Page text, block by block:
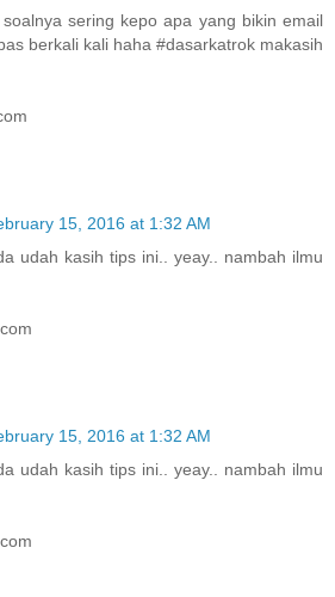
sering kepo apa yang bikin email
berkali kali haha #dasarkatrok makasih
15, 2016 at 1:32 AM
udah kasih tips ini.. yeay.. nambah ilmu
15, 2016 at 1:32 AM
udah kasih tips ini.. yeay.. nambah ilmu